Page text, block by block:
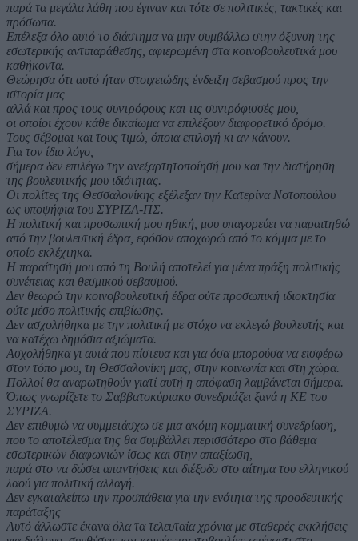
παρά τα μεγάλα λάθη που έγιναν και τότε σε πολιτικές, τακτικές και
πρόσωπα.
Επέλεξα όλο αυτό το διάστημα να μην συμβάλλω στην όξυνση της
εσωτερικής αντιπαράθεσης, αφιερωμένη στα κοινοβουλευτικά μου
καθήκοντα.
Θεώρησα ότι αυτό ήταν στοιχειώδης ένδειξη σεβασμού προς την
ιστορία μας
αλλά και προς τους συντρόφους και τις συντρόφισσές μου,
οι οποίοι έχουν κάθε δικαίωμα να επιλέξουν διαφορετικό δρόμο.
Τους σέβομαι και τους τιμώ, όποια επιλογή κι αν κάνουν.
Για τον ίδιο λόγο,
σήμερα δεν επιλέγω την ανεξαρτητοποίησή μου και την διατήρηση
της βουλευτικής μου ιδιότητας.
Οι πολίτες της Θεσσαλονίκης εξέλεξαν την Κατερίνα Νοτοπούλου
ως υποψήφια του ΣΥΡΙΖΑ-ΠΣ.
Η πολιτική και προσωπική μου ηθική, μου υπαγορεύει να παραιτηθώ
από την βουλευτική έδρα, εφόσον αποχωρώ από το κόμμα με το
οποίο εκλέχτηκα.
Η παραίτησή μου από τη Βουλή αποτελεί για μένα πράξη πολιτικής
συνέπειας και θεσμικού σεβασμού.
Δεν θεωρώ την κοινοβουλευτική έδρα ούτε προσωπική ιδιοκτησία
ούτε μέσο πολιτικής επιβίωσης.
Δεν ασχολήθηκα με την πολιτική με στόχο να εκλεγώ βουλευτής και
να κατέχω δημόσια αξιώματα.
Ασχολήθηκα γι αυτά που πίστευα και για όσα μπορούσα να εισφέρω
στον τόπο μου, τη Θεσσαλονίκη μας, στην κοινωνία και στη χώρα.
Πολλοί θα αναρωτηθούν γιατί αυτή η απόφαση λαμβάνεται σήμερα.
Όπως γνωρίζετε το Σαββατοκύριακο συνεδριάζει ξανά η ΚΕ του
ΣΥΡΙΖΑ.
Δεν επιθυμώ να συμμετάσχω σε μια ακόμη κομματική συνεδρίαση,
που το αποτέλεσμα της θα συμβάλλει περισσότερο στο βάθεμα
εσωτερικών διαφωνιών ίσως και στην απαξίωση,
παρά στο να δώσει απαντήσεις και διέξοδο στο αίτημα του ελληνικού
λαού για πολιτική αλλαγή.
Δεν εγκαταλείπω την προσπάθεια για την ενότητα της προοδευτικής
παράταξης
Αυτό άλλωστε έκανα όλα τα τελευταία χρόνια με σταθερές εκκλήσεις